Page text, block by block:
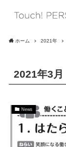
ホーム 2021年
2021年3月
News